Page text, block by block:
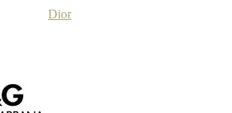
Dior